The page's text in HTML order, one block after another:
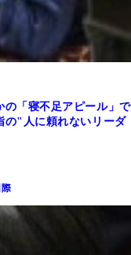
「寝不足アピール」で
"人に頼れないリーダ